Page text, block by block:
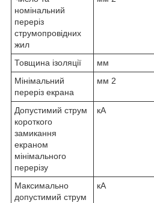
номінальний
переріз
струмопровідних
жил
Товщина ізоляції мм
Мінімальний
переріз екрана
мм 2
Допустимий струм
короткого
замикання
екраном
мінімального
перерізу
кА
Максимально
допустимий струм
кА